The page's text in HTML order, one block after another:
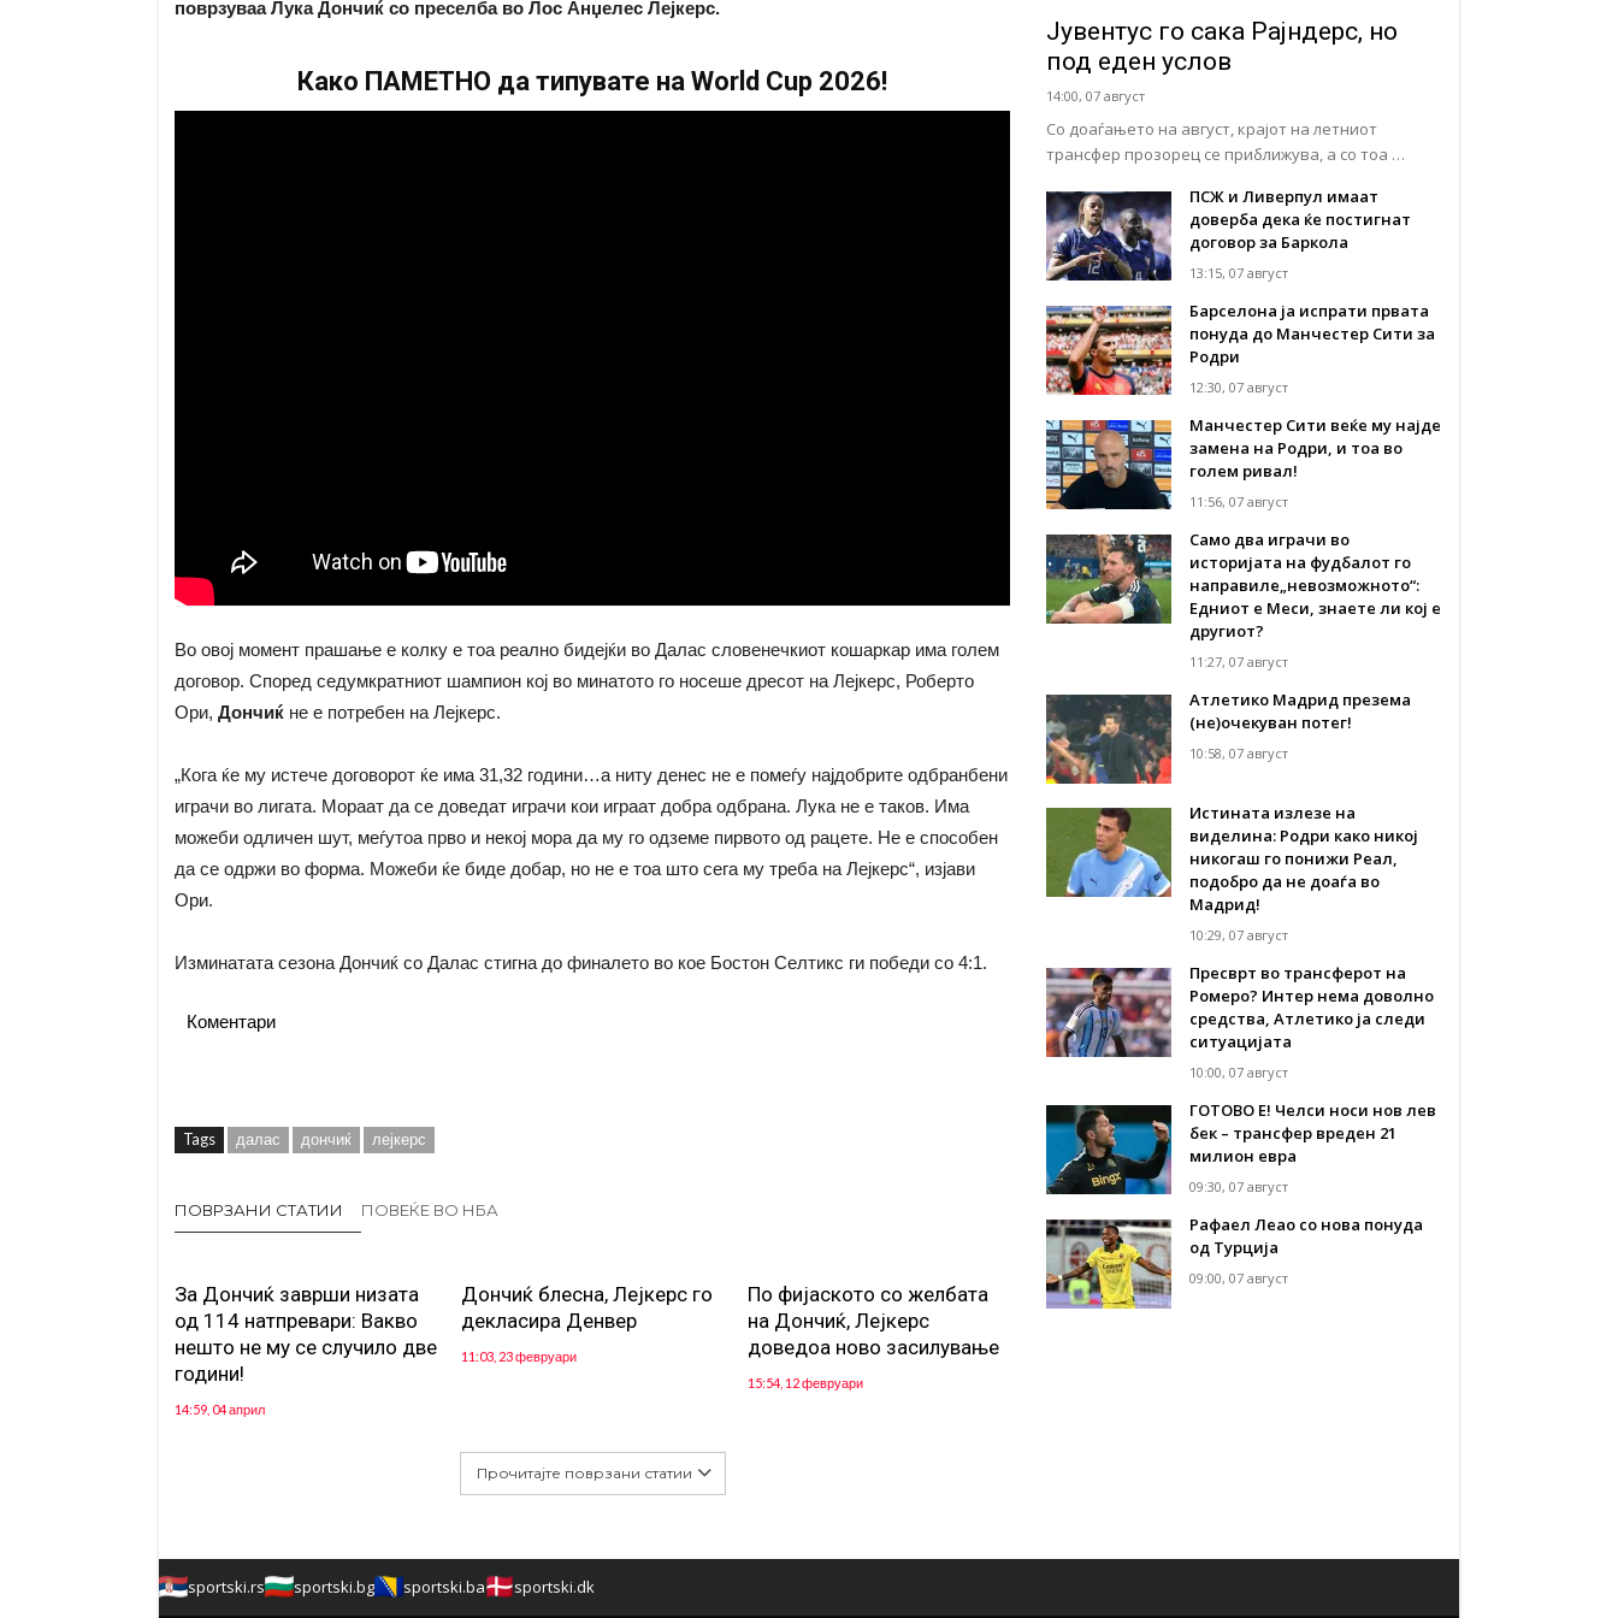
поврзуваа Лука Дончиќ со преселба во Лос Анџелес Лејкерс.
Како ПАМЕТНО да типувате на World Cup 2026!
Во овој момент прашање е колку е тоа реално бидејќи во Далас словенечкиот кошаркар има голем
договор. Според седумкратниот шампион кој во минатото го носеше дресот на Лејкерс, Роберто
Ори, Дончиќне е потребен на Лејкерс.
„Кога ќе му истече договорот ќе има 31,32 години…а ниту денес не е помеѓу најдобрите одбранбени
играчи во лигата. Мораат да се доведат играчи кои играат добра одбрана. Лука не е таков. Има
можеби одличен шут, меѓутоа прво и некој мора да му го одземе пирвото од рацете. Не е способен
да се одржи во форма. Можеби ќе биде добар, но не е тоа што сега му треба на Лејкерс“, изјави
Ори.
Изминатата сезона Дончиќ со Далас стигна до финалето во кое Бостон Селтикс ги победи со 4:1.
Коментари
Tags далас дончиќ лејкерс
ПОВРЗАНИ СТАТИИ ПОВЕЌЕ ВО НБА
За Дончиќ заврши низата
од 114 натпревари: Вакво
нешто не му се случило две
години!
14:59, 04 април
Дончиќ блесна, Лејкерс го
декласира Денвер
11:03, 23 февруари
По фијаското со желбата
на Дончиќ, Лејкерс
доведоа ново засилување
15:54, 12 февруари
Прочитајте поврзани статии
Јувентус го сака Рајндерс, но
под еден услов
14:00, 07 август
Со доаѓањето на август, крајот на летниот
трансфер прозорец се приближува, а со тоа …
ПСЖ и Ливерпул имаат
доверба дека ќе постигнат
договор за Баркола
13:15, 07 август
Барселона ја испрати првата
понуда до Манчестер Сити за
Родри
12:30, 07 август
Манчестер Сити веќе му најде
замена на Родри, и тоа во
голем ривал!
11:56, 07 август
Само два играчи во
историјата на фудбалот го
направиле„невозможното“:
Едниот е Меси, знаете ли кој е
другиот?
11:27, 07 август
Атлетико Мадрид презема
(не)очекуван потег!
10:58, 07 август
Истината излезе на
виделина: Родри како никој
никогаш го понижи Реал,
подобро да не доаѓа во
Мадрид!
10:29, 07 август
Пресврт во трансферот на
Ромеро? Интер нема доволно
средства, Атлетико ја следи
ситуацијата
10:00, 07 август
ГОТОВО Е! Челси носи нов лев
бек – трансфер вреден 21
милион евра
09:30, 07 август
Рафаел Леао со нова понуда
од Турција
09:00, 07 август
sportski.rs sportski.bg sportski.ba sportski.dk